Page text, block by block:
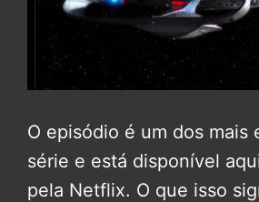
O episódio é um dos mais
série e está disponível
pela Netflix. O que isso